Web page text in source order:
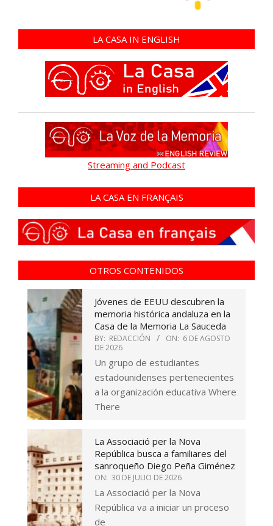
LA CASA IN ENGLISH
Streaming and Podcast
LA CASA EN FRANÇAIS
OTROS CONTENIDOS
Jóvenes de EEUU descubren la
memoria histórica andaluza en la
Casa de la Memoria La Sauceda
BY: REDACCIÓN ON: 6 DE AGOSTO
DE 2026
Un grupo de estudiantes
estadounidenses pertenecientes
a la organización educativa Where
There
La Associació per la Nova
República busca a familiares del
sanroqueño Diego Peña Giménez
ON: 30 DE JULIO DE 2026
La Associació per la Nova
República va a iniciar un proceso
de